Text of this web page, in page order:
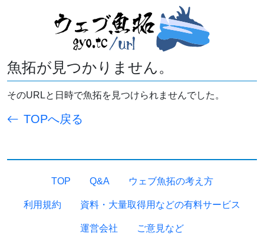
魚拓が見つかりません。
そのURLと日時で魚拓を見つけられませんでした。
TOPへ戻る
TOP Q&A ウェブ魚拓の考え方
利用規約 資料・大量取得用などの有料サービス
運営会社 ご意見など